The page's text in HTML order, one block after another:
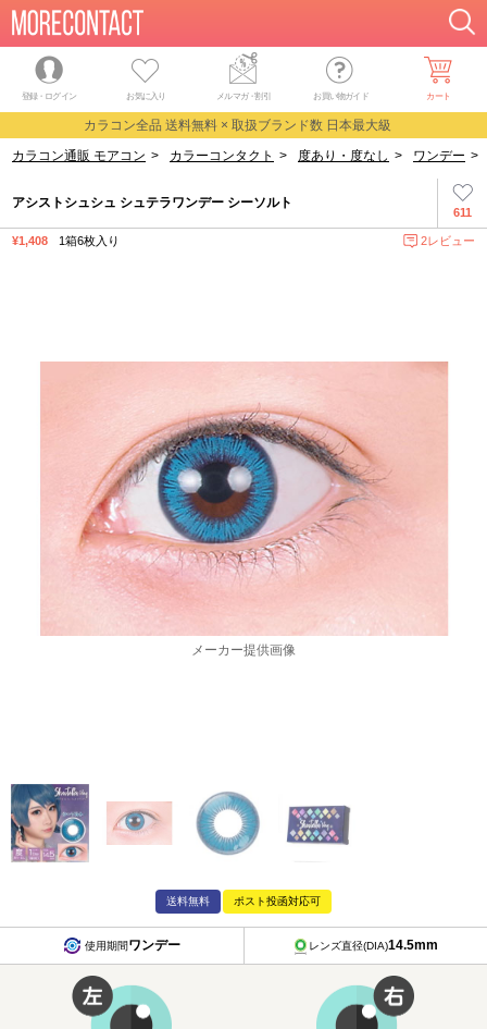
登録・ログイン お気に入り メルマガ・割引 お買い物ガイド カート
カラコン全品 送料無料 × 取扱ブランド数 日本最大級
カラコン通販 モアコン > カラーコンタクト > 度あり・度なし > ワンデー >
611
アシストシュシュ シュテラワンデー シーソルト
¥1,408 1箱6枚入り 2レビュー
メーカー提供画像
送料無料 ポスト投函対応可
使用期間ワンデー レンズ直径(DIA)14.5mm